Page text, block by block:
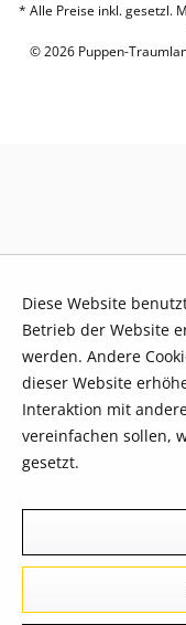
* Alle Preise inkl. gesetzl.
© 2026 Puppen-
Diese Website
Betrieb der Website
werden. Andere
dieser Website
Interaktion mit
vereinfachen sollen,
gesetzt.